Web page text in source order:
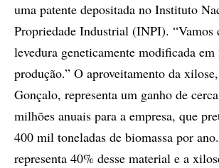
uma patente depositada no Instituto
Propriedade Industrial (INPI). “Vamos
levedura geneticamente modificada
produção.” O aproveitamento da
Gonçalo, representa um ganho de
milhões anuais para a empresa, que
400 mil toneladas de biomassa por
representa 40% desse material e a